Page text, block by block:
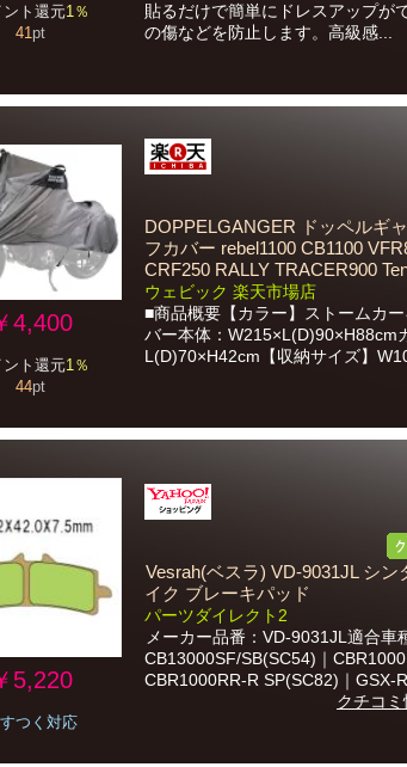
ト還元1％
41 pt
貼るだけで簡単にドレスアップが
の傷などを防止します。高級感...
4,400
ト還元1％
44pt
DOPPELGANGER ドッペルギ
フカバー rebel1100 CB1100
CRF250 RALLY TRACER900
ウェビック 楽天市場店
■商品概要【カラー】ストームカ
バー本体：W215×L(D)90×H88cm
L(D)70×H42cm【収納サイズ】
5,220
つく対応
Vesrah(ベスラ) VD-9031JL シ
イク ブレーキパッド
パーツダイレクト2
メーカー品番：VD-9031JL適合車
CB13000SF/SB(SC54)｜
CBR1000RR-R SP(SC82)｜GSX-
クチコミ